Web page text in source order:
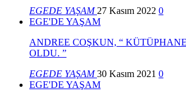
EGEDE YAŞAM 27 Kasım 2022 0
EGE'DE YAŞAM
ANDREE COŞKUN, “
OLDU. ”
EGEDE YAŞAM30 Kasım 2021 0
EGE'DE YAŞAM